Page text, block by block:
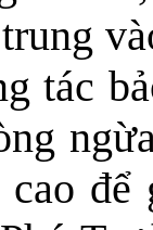
tác